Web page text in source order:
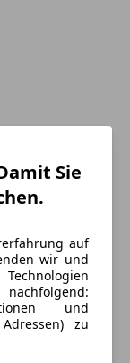
Sie
auf
wir und
und
zu